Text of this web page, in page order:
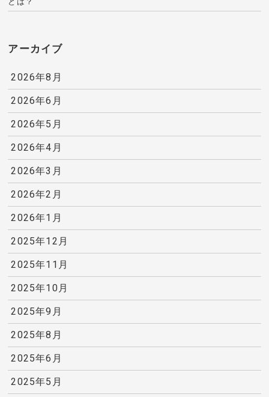
アーカイブ
2026年8月
2026年6月
2026年5月
2026年4月
2026年3月
2026年2月
2026年1月
2025年12月
2025年11月
2025年10月
2025年9月
2025年8月
2025年6月
2025年5月